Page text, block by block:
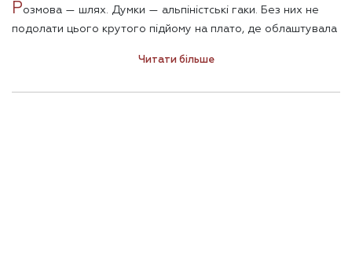
Розмова — шлях. Думки — альпіністські гаки. Без них не
подолати цього крутого підйому на плато, де облаштувала
Закревська, спринтер за натурою, тепер грає в довгу. Як
На її висоті вже зрозумілі причини, очевидні наслідки й
Читати більше